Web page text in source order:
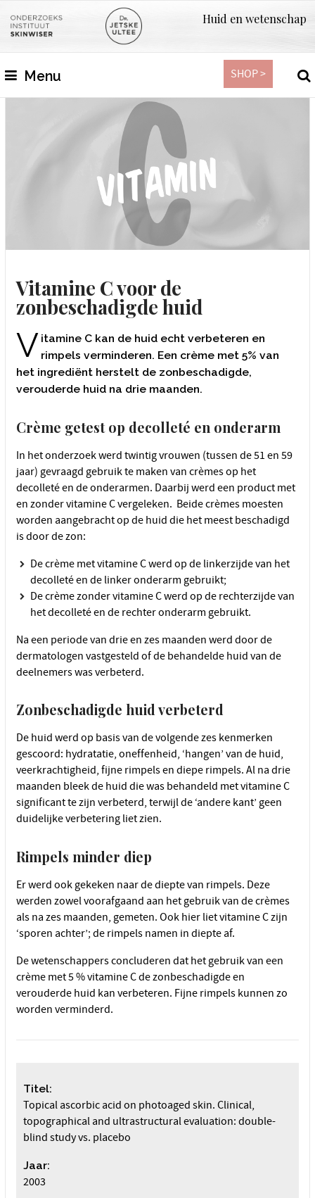
Huid en wetenschap
Menu SHOP >
Vitamine C voor de
zonbeschadigde huid
V itamine C kan de huid echt verbeteren en
rimpels verminderen. Een crème met 5% van
het ingrediënt herstelt de zonbeschadigde,
verouderde huid na drie maanden.
Crème getest op decolleté en onderarm
In het onderzoek werd twintig vrouwen (tussen de 51 en 59
jaar) gevraagd gebruik te maken van crèmes op het
decolleté en de onderarmen. Daarbij werd een product met
en zonder vitamine C vergeleken. Beide crèmes moesten
worden aangebracht op de huid die het meest beschadigd
is door de zon:
De crème met vitamine C werd op de linkerzijde van het
decolleté en de linker onderarm gebruikt;
De crème zonder vitamine C werd op de rechterzijde van
het decolleté en de rechter onderarm gebruikt.
Na een periode van drie en zes maanden werd door de
dermatologen vastgesteld of de behandelde huid van de
deelnemers was verbeterd.
Zonbeschadigde huid verbeterd
De huid werd op basis van de volgende zes kenmerken
gescoord: hydratatie, oneffenheid, ‘hangen’ van de huid,
veerkrachtigheid, fijne rimpels en diepe rimpels. Al na drie
maanden bleek de huid die was behandeld met vitamine C
significant te zijn verbeterd, terwijl de ‘andere kant’ geen
duidelijke verbetering liet zien.
Rimpels minder diep
Er werd ook gekeken naar de diepte van rimpels. Deze
werden zowel voorafgaand aan het gebruik van de crèmes
als na zes maanden, gemeten. Ook hier liet vitamine C zijn
‘sporen achter’; de rimpels namen in diepte af.
De wetenschappers concluderen dat het gebruik van een
crème met 5 % vitamine C de zonbeschadigde en
verouderde huid kan verbeteren. Fijne rimpels kunnen zo
worden verminderd.
Titel:
Topical ascorbic acid on photoaged skin. Clinical,
topographical and ultrastructural evaluation: double-
blind study vs. placebo
Jaar:
2003